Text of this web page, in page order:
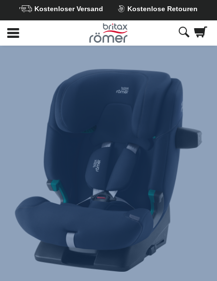
Hauptinhalt
springen
Kostenloser Versand Kostenlose Retouren